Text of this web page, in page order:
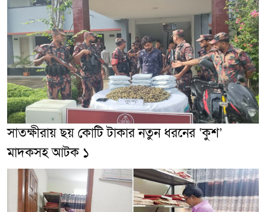
সাতক্ষীরায় ছয় কোটি টাকার নতুন ধরনের ‘কুশ’
মাদকসহ আটক ১